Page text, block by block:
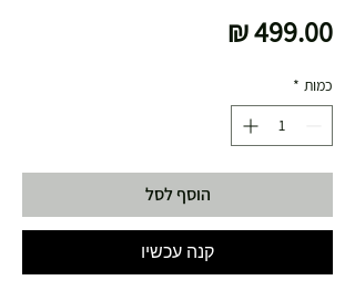
כמות *
הוסף לסל
קנה עכשיו